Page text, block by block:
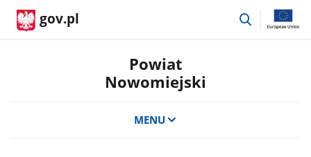
gov.pl
przejdź
Powiat
Nowomiejski
MENU